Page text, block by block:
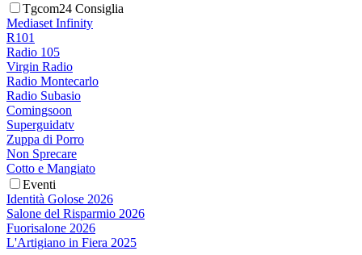
Tgcom24 Consiglia
Mediaset Infinity
R101
Radio 105
Virgin Radio
Radio Montecarlo
Radio Subasio
Comingsoon
Superguidatv
Zuppa di Porro
Non Sprecare
Cotto e Mangiato
Eventi
Identità Golose 2026
Salone del Risparmio 2026
Fuorisalone 2026
L'Artigiano in Fiera 2025